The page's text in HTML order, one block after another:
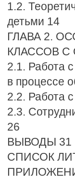
1.2.
детьми 14
ГЛАВА 2.
КЛАССОВ
2.1. Работа
в процессе
2.2. Работа
2.3.
26
ВЫВОДЫ 31
СПИСОК